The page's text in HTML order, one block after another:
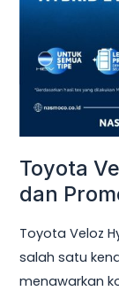
Toyota
dan
Toyota Veloz
salah satu
menawarkan